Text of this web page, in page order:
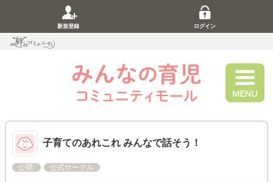
新規登録 ログイン
子育てのあれこれ みんなで話そう！
公開 公式サークル